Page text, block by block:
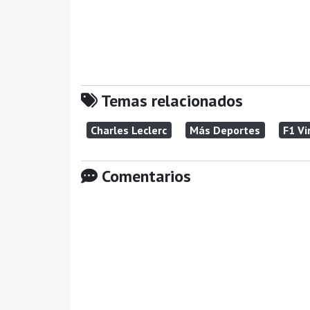
Temas relacionados
Charles Leclerc Más Deportes F1
Comentarios